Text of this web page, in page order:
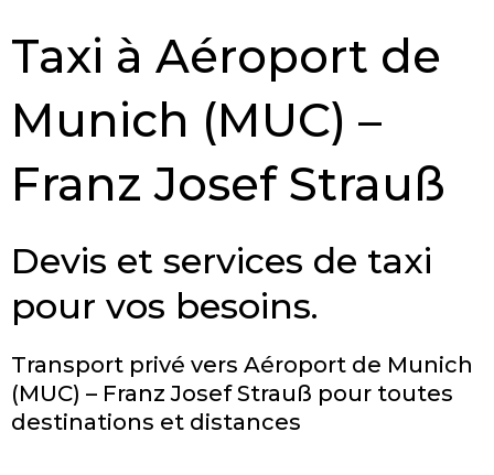
Taxi à Aéroport de
Munich (MUC) –
Franz Josef Strauß
Devis et services de taxi
pour vos besoins.
Transport privé vers Aéroport de Munich
(MUC) – Franz Josef Strauß pour toutes
destinations et distances